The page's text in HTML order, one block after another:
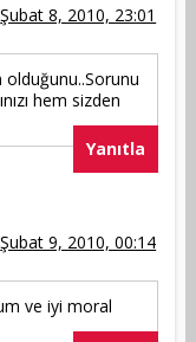
Şubat 8, 2010, 23:01
olduğunu..Sorunu
hem sizden
Yanıtla
Şubat 9, 2010, 00:14
ve iyi moral